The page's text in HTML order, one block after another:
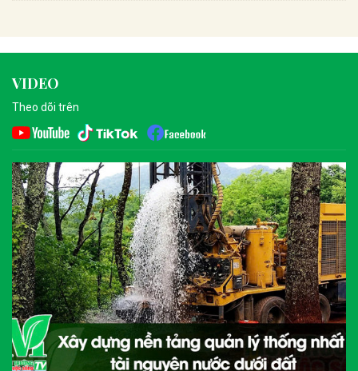
VIDEO
Theo dõi trên